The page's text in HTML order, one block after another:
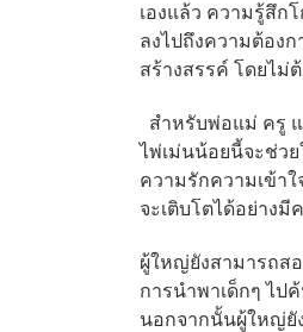
เองแล้ว ความรู้สึก
ลงไปถึงความต้อง
สร้างสรรค์ โดยไม่
สำหรับพ่อแม่ ครู
ไพ่เม่นน้อยนี้จะช่ว
ความรักความเข้า
จะเติบโตได้อย่าง
ผู้ใหญ่ยังสามารถส
การนำพาเด็กๆ ไป
นอกจากนั้นผู้ใหญ่ยั